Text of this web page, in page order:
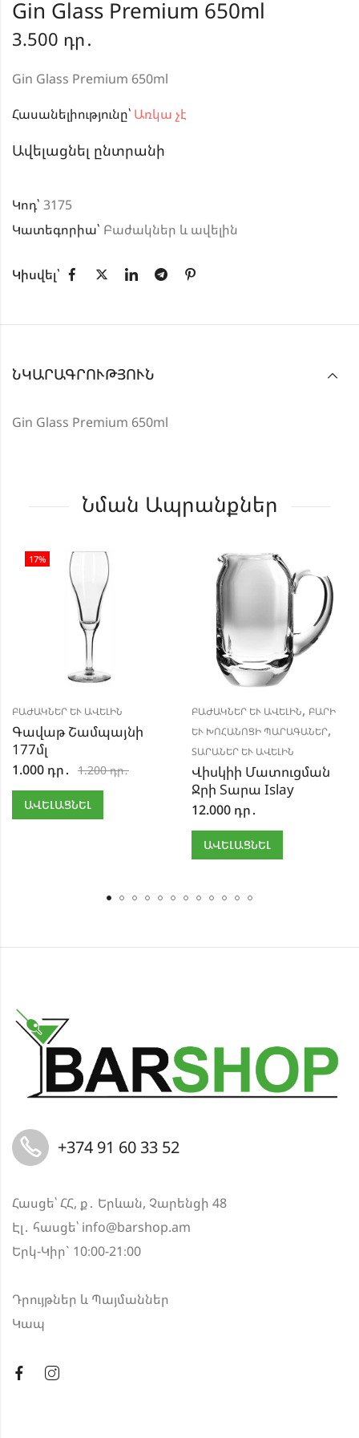
Gin Glass Premium 650ml
3.500 դր․
Gin Glass Premium 650ml
Հասանելիությունը՝ Առկա չէ
Ավելացնել ընտրանի
Կոդ՝ 3175
Կատեգորիա՝ Բաժակներ և ավելին
Կիսվել՝
ՆԿԱՐԱԳՐՈՒԹՅՈՒՆ
Gin Glass Premium 650ml
Նման Ապրանքներ
17%
ԲԱԺԱԿՆԵՐ ԵՒ ԱՎԵԼԻՆ
Գավաթ Շամպայնի
177մլ
1.000 դր․ 1.200դր․
ԱՎԵԼԱՑՆԵԼ
ԲԱԺԱԿՆԵՐ ԵՒ ԱՎԵԼԻՆ , ԲԱՐԻ
ԵՒ ԽՈՀԱՆՈՑԻ ՊԱՐԱԳԱՆԵՐ ,
ՏԱՐԱՆԵՐ ԵՒ ԱՎԵԼԻՆ
Վիսկիի Մատուցման
Ջրի Տարա Islay
12.000 դր․
ԱՎԵԼԱՑՆԵԼ
+374 91 60 33 52
Հասցե՝ ՀՀ, ք․ Երևան, Չարենցի 48
Էլ․ հասցե՝ info@barshop.am
Երկ-Կիր` 10։00-21։00
Դրույթներ և Պայմաններ
Կապ